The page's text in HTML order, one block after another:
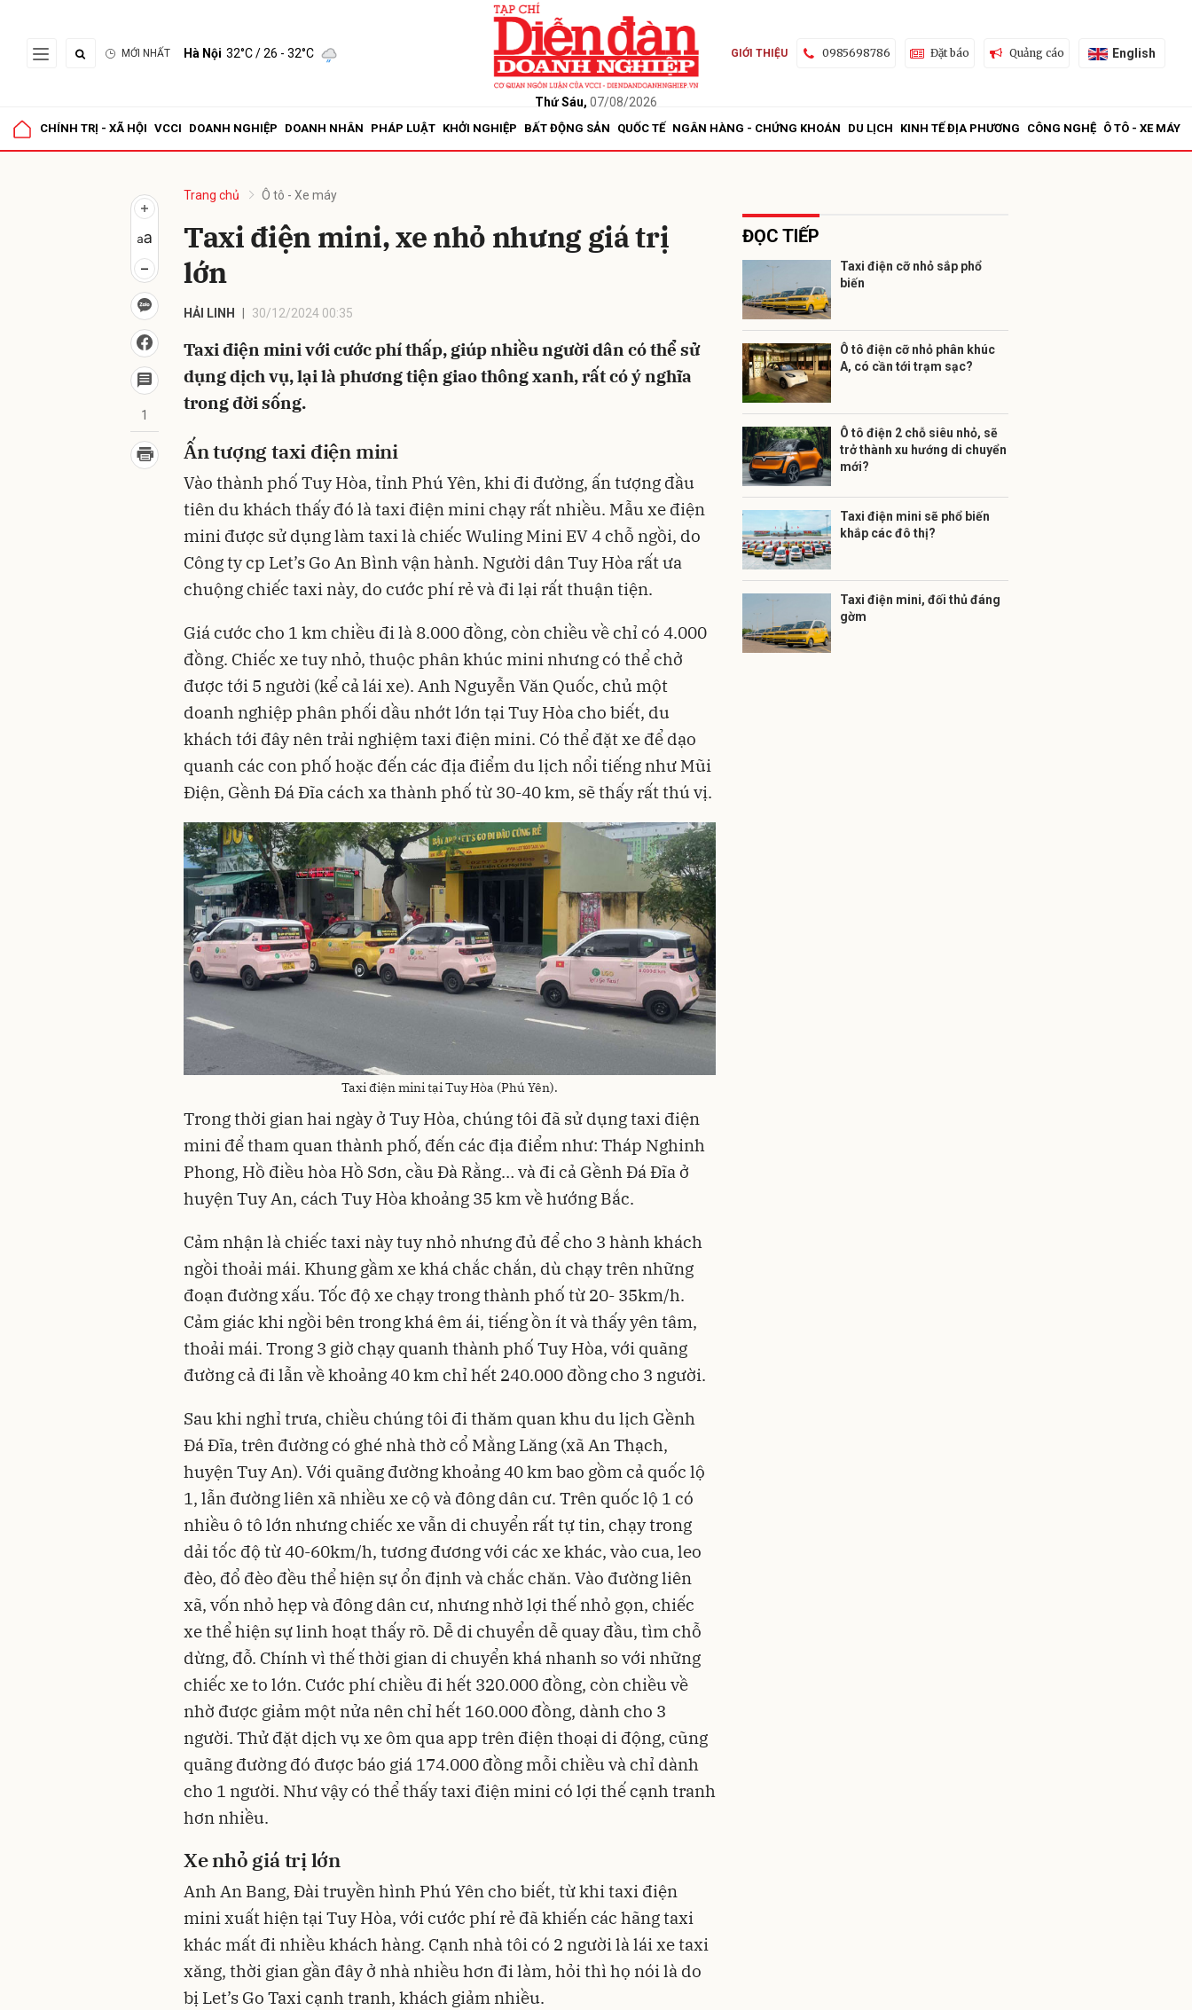
MỚI NHẤT Hà Nội 32°C/ 26 - 32°C
Thứ Sáu, 07/08/2026
GIỚI THIỆU 0985698786 Đặt báo Quảng cáo English
CHÍNH TRỊ - XÃ HỘI VCCI DOANH NGHIỆP DOANH NHÂN PHÁP LUẬT KHỞI NGHIỆP BẤT ĐỘNG SẢN QUỐC TẾ NGÂN HÀNG - CHỨNG KHOÁN DU LỊCH KINH TẾ ĐỊA PHƯƠNG CÔNG NGHỆ Ô TÔ - XE MÁY
Trang chủ Ô tô - Xe máy
1
Taxi điện mini, xe nhỏ nhưng giá trị
lớn
HẢI LINH 30/12/2024 00:35
Taxi điện mini với cước phí thấp, giúp nhiều người dân có thể sử
dụng dịch vụ, lại là phương tiện giao thông xanh, rất có ý nghĩa
trong đời sống.
Ấn tượng taxi điện mini
Vào thành phố Tuy Hòa, tỉnh Phú Yên, khi đi đường, ấn tượng đầu
tiên du khách thấy đó là taxi điện mini chạy rất nhiều. Mẫu xe điện
mini được sử dụng làm taxi là chiếc Wuling Mini EV 4 chỗ ngồi, do
Công ty cp Let’s Go An Bình vận hành. Người dân Tuy Hòa rất ưa
chuộng chiếc taxi này, do cước phí rẻ và đi lại rất thuận tiện.
Giá cước cho 1 km chiều đi là 8.000 đồng, còn chiều về chỉ có 4.000
đồng. Chiếc xe tuy nhỏ, thuộc phân khúc mini nhưng có thể chở
được tới 5 người (kể cả lái xe). Anh Nguyễn Văn Quốc, chủ một
doanh nghiệp phân phối dầu nhớt lớn tại Tuy Hòa cho biết, du
khách tới đây nên trải nghiệm taxi điện mini. Có thể đặt xe để dạo
quanh các con phố hoặc đến các địa điểm du lịch nổi tiếng như Mũi
Điện, Gềnh Đá Đĩa cách xa thành phố từ 30-40 km, sẽ thấy rất thú vị.
Taxi điện mini tại Tuy Hòa (Phú Yên).
Trong thời gian hai ngày ở Tuy Hòa, chúng tôi đã sử dụng taxi điện
mini để tham quan thành phố, đến các địa điểm như: Tháp Nghinh
Phong, Hồ điều hòa Hồ Sơn, cầu Đà Rằng… và đi cả Gềnh Đá Đĩa ở
huyện Tuy An, cách Tuy Hòa khoảng 35 km về hướng Bắc.
Cảm nhận là chiếc taxi này tuy nhỏ nhưng đủ để cho 3 hành khách
ngồi thoải mái. Khung gầm xe khá chắc chắn, dù chạy trên những
đoạn đường xấu. Tốc độ xe chạy trong thành phố từ 20- 35km/h.
Cảm giác khi ngồi bên trong khá êm ái, tiếng ồn ít và thấy yên tâm,
thoải mái. Trong 3 giờ chạy quanh thành phố Tuy Hòa, với quãng
đường cả đi lẫn về khoảng 40 km chỉ hết 240.000 đồng cho 3 người.
Sau khi nghỉ trưa, chiều chúng tôi đi thăm quan khu du lịch Gềnh
Đá Đĩa, trên đường có ghé nhà thờ cổ Mằng Lăng (xã An Thạch,
huyện Tuy An). Với quãng đường khoảng 40 km bao gồm cả quốc lộ
1, lẫn đường liên xã nhiều xe cộ và đông dân cư. Trên quốc lộ 1 có
nhiều ô tô lớn nhưng chiếc xe vẫn di chuyển rất tự tin, chạy trong
dải tốc độ từ 40-60km/h, tương đương với các xe khác, vào cua, leo
đèo, đổ đèo đều thể hiện sự ổn định và chắc chăn. Vào đường liên
xã, vốn nhỏ hẹp và đông dân cư, nhưng nhờ lợi thế nhỏ gọn, chiếc
xe thể hiện sự linh hoạt thấy rõ. Dễ di chuyển dễ quay đầu, tìm chỗ
dừng, đỗ. Chính vì thế thời gian di chuyển khá nhanh so với những
chiếc xe to lớn. Cước phí chiều đi hết 320.000 đồng, còn chiều về
nhờ được giảm một nửa nên chỉ hết 160.000 đồng, dành cho 3
người. Thử đặt dịch vụ xe ôm qua app trên điện thoại di động, cũng
quãng đường đó được báo giá 174.000 đồng mỗi chiều và chỉ dành
cho 1 người. Như vậy có thể thấy taxi điện mini có lợi thế cạnh tranh
hơn nhiều.
Xe nhỏ giá trị lớn
Anh An Bang, Đài truyền hình Phú Yên cho biết, từ khi taxi điện
mini xuất hiện tại Tuy Hòa, với cước phí rẻ đã khiến các hãng taxi
khác mất đi nhiều khách hàng. Cạnh nhà tôi có 2 người là lái xe taxi
xăng, thời gian gần đây ở nhà nhiều hơn đi làm, hỏi thì họ nói là do
bị Let’s Go Taxi cạnh tranh, khách giảm nhiều.
ĐỌC TIẾP
Taxi điện cỡ nhỏ sắp phổ
biến
Ô tô điện cỡ nhỏ phân khúc
A, có cần tới trạm sạc?
Ô tô điện 2 chỗ siêu nhỏ, sẽ
trở thành xu hướng di chuyển
mới?
Taxi điện mini sẽ phổ biến
khắp các đô thị?
Taxi điện mini, đối thủ đáng
gờm
Gửi